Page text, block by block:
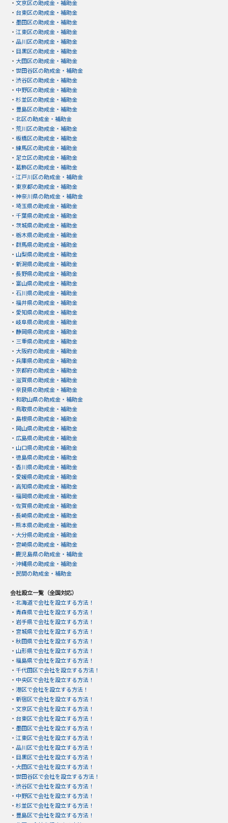
・ 文京区の助成金・補助金
・ 台東区の助成金・補助金
・ 墨田区の助成金・補助金
・ 江東区の助成金・補助金
・ 品川区の助成金・補助金
・ 目黒区の助成金・補助金
・ 大田区の助成金・補助金
・ 世田谷区の助成金・補助金
・ 渋谷区の助成金・補助金
・ 中野区の助成金・補助金
・ 杉並区の助成金・補助金
・ 豊島区の助成金・補助金
・ 北区の助成金・補助金
・ 荒川区の助成金・補助金
・ 板橋区の助成金・補助金
・ 練馬区の助成金・補助金
・ 足立区の助成金・補助金
・ 葛飾区の助成金・補助金
・ 江戸川区の助成金・補助金
・ 東京都の助成金・補助金
・ 神奈川県の助成金・補助金
・ 埼玉県の助成金・補助金
・ 千葉県の助成金・補助金
・ 茨城県の助成金・補助金
・ 栃木県の助成金・補助金
・ 群馬県の助成金・補助金
・ 山梨県の助成金・補助金
・ 新潟県の助成金・補助金
・ 長野県の助成金・補助金
・ 富山県の助成金・補助金
・ 石川県の助成金・補助金
・ 福井県の助成金・補助金
・ 愛知県の助成金・補助金
・ 岐阜県の助成金・補助金
・ 静岡県の助成金・補助金
・ 三重県の助成金・補助金
・ 大阪府の助成金・補助金
・ 兵庫県の助成金・補助金
・ 京都府の助成金・補助金
・ 滋賀県の助成金・補助金
・ 奈良県の助成金・補助金
・ 和歌山県の助成金・補助金
・ 鳥取県の助成金・補助金
・ 島根県の助成金・補助金
・ 岡山県の助成金・補助金
・ 広島県の助成金・補助金
・ 山口県の助成金・補助金
・ 徳島県の助成金・補助金
・ 香川県の助成金・補助金
・ 愛媛県の助成金・補助金
・ 高知県の助成金・補助金
・ 福岡県の助成金・補助金
・ 佐賀県の助成金・補助金
・ 長崎県の助成金・補助金
・ 熊本県の助成金・補助金
・ 大分県の助成金・補助金
・ 宮崎県の助成金・補助金
・ 鹿児島県の助成金・補助金
・ 沖縄県の助成金・補助金
・ 民間の助成金・補助金
会社設立一覧（全国対応）
・ 北海道で会社を設立する方法！
・ 青森県で会社を設立する方法！
・ 岩手県で会社を設立する方法！
・ 宮城県で会社を設立する方法！
・ 秋田県で会社を設立する方法！
・ 山形県で会社を設立する方法！
・ 福島県で会社を設立する方法！
・ 千代田区で会社を設立する方法！
・ 中央区で会社を設立する方法！
・ 港区で会社を設立する方法！
・ 新宿区で会社を設立する方法！
・ 文京区で会社を設立する方法！
・ 台東区で会社を設立する方法！
・ 墨田区で会社を設立する方法！
・ 江東区で会社を設立する方法！
・ 品川区で会社を設立する方法！
・ 目黒区で会社を設立する方法！
・ 大田区で会社を設立する方法！
・ 世田谷区で会社を設立する方法！
・ 渋谷区で会社を設立する方法！
・ 中野区で会社を設立する方法！
・ 杉並区で会社を設立する方法！
・ 豊島区で会社を設立する方法！